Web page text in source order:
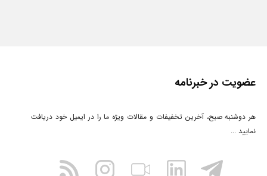
عضویت در خبرنامه
هر دوشنبه صبح، آخرین تخفیفات و مقالات ویژه ما را در ایمیل خود دریافت
نمایید ...